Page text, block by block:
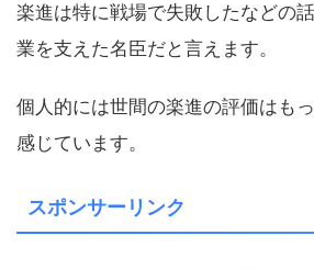
楽進は特に戦場で失敗したなどの
業を支えた名臣だと言えます。
個人的には世間の楽進の評価はも
感じています。
スポンサーリンク